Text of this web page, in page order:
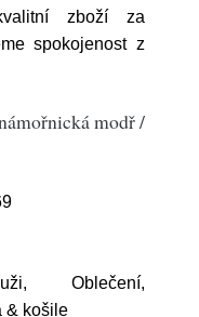
zboží za
spokojenost z
modř /
Oblečení,
& košile